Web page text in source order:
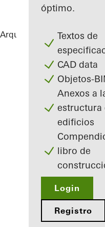
óptimo.
Textos de
CAD data
Objetos-
Anexos a
estructura
edificios
libro de
Login
Registro
Arquitectos Referencias